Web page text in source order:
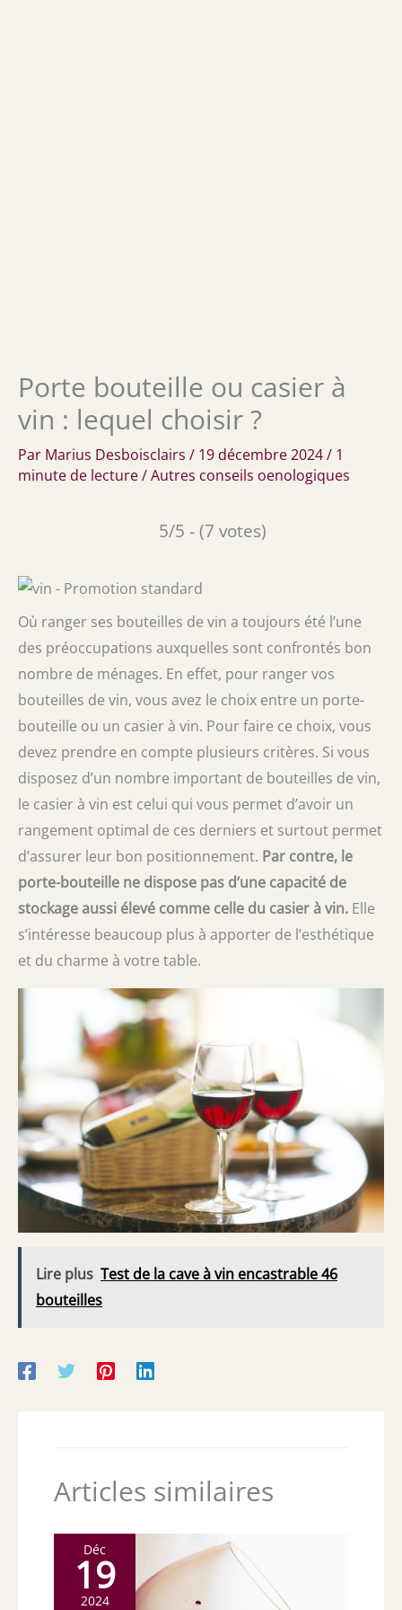
Porte bouteille ou casier à
vin : lequel choisir ?
Par Marius Desboisclairs / 19 décembre 2024/ 1
minute de lecture/Autres conseils oenologiques
5/5 - (7 votes)
Où ranger ses bouteilles de vin a toujours été l’une
des préoccupations auxquelles sont confrontés bon
nombre de ménages. En effet, pour ranger vos
bouteilles de vin, vous avez le choix entre un porte-
bouteille ou un casier à vin. Pour faire ce choix, vous
devez prendre en compte plusieurs critères. Si vous
disposez d’un nombre important de bouteilles de vin,
le casier à vin est celui qui vous permet d’avoir un
rangement optimal de ces derniers et surtout permet
d’assurer leur bon positionnement. Par contre, le
porte-bouteille ne dispose pas d’une capacité de
stockage aussi élevé comme celle du casier à vin. Elle
s’intéresse beaucoup plus à apporter de l’esthétique
et du charme à votre table.
Lire plus Test de la cave à vin encastrable 46
bouteilles
Articles similaires
Déc
19
2024